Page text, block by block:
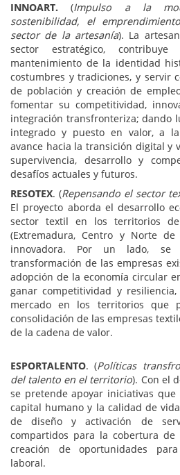
INNOART. (Impulso a la
sostenibilidad, el
sector de la artesanía). La
sector estratégico,
mantenimiento de la identidad
costumbres y tradiciones, y servir
de población y creación de
fomentar su competitividad,
integración transfronteriza; dando
integrado y puesto en valor, a
avance hacia la transición digital y
supervivencia, desarrollo y
desafíos actuales y futuros.
RESOTEX. (Repensando el sector
El proyecto aborda el desarrollo
sector textil en los territorios
(Extremadura, Centro y Norte
innovadora. Por un lado,
transformación de las empresas
adopción de la economía circular
ganar competitividad y
mercado en los territorios que
consolidación de las empresas
de la cadena de valor.
ESPORTALENTO. (Políticas
del talento en el territorio). Con el
se pretende apoyar iniciativas
capital humano y la calidad de
de diseño y activación de
compartidos para la cobertura de
creación de oportunidades
laboral.